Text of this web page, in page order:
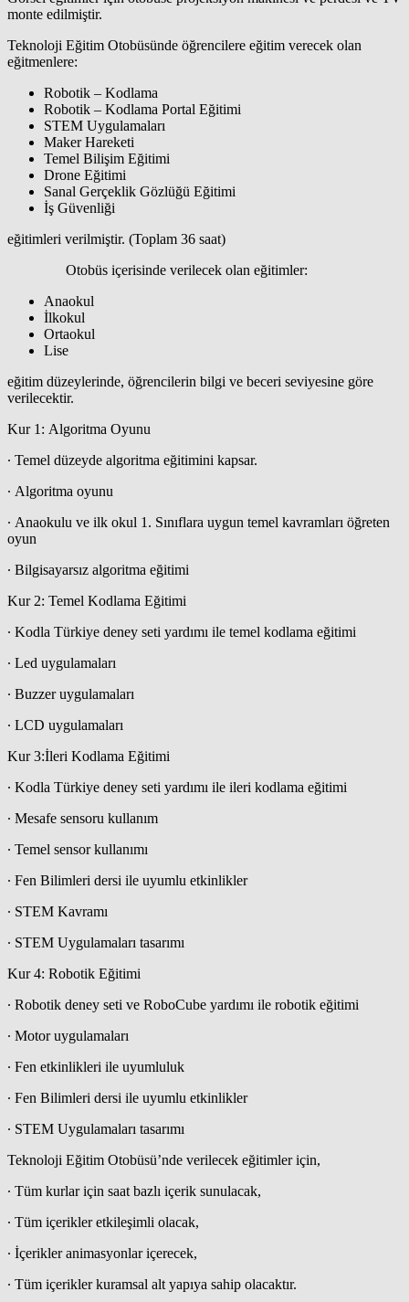
monte edilmiştir.
Teknoloji Eğitim Otobüsünde öğrencilere eğitim verecek olan
eğitmenlere:
Robotik – Kodlama
Robotik – Kodlama Portal Eğitimi
STEM Uygulamaları
Maker Hareketi
Temel Bilişim Eğitimi
Drone Eğitimi
Sanal Gerçeklik Gözlüğü Eğitimi
İş Güvenliği
eğitimleri verilmiştir. (Toplam 36 saat)
Otobüs içerisinde verilecek olan eğitimler:
Anaokul
İlkokul
Ortaokul
Lise
eğitim düzeylerinde, öğrencilerin bilgi ve beceri seviyesine göre
verilecektir.
Kur 1: Algoritma Oyunu
∙ Temel düzeyde algoritma eğitimini kapsar.
∙ Algoritma oyunu
∙ Anaokulu ve ilk okul 1. Sınıflara uygun temel kavramları öğreten
oyun
∙ Bilgisayarsız algoritma eğitimi
Kur 2: Temel Kodlama Eğitimi
∙ Kodla Türkiye deney seti yardımı ile temel kodlama eğitimi
∙ Led uygulamaları
∙ Buzzer uygulamaları
∙ LCD uygulamaları
Kur 3:İleri Kodlama Eğitimi
∙ Kodla Türkiye deney seti yardımı ile ileri kodlama eğitimi
∙ Mesafe sensoru kullanım
∙ Temel sensor kullanımı
∙ Fen Bilimleri dersi ile uyumlu etkinlikler
∙ STEM Kavramı
∙ STEM Uygulamaları tasarımı
Kur 4: Robotik Eğitimi
∙ Robotik deney seti ve RoboCube yardımı ile robotik eğitimi
∙ Motor uygulamaları
∙ Fen etkinlikleri ile uyumluluk
∙ Fen Bilimleri dersi ile uyumlu etkinlikler
∙ STEM Uygulamaları tasarımı
Teknoloji Eğitim Otobüsü’nde verilecek eğitimler için,
∙ Tüm kurlar için saat bazlı içerik sunulacak,
∙ Tüm içerikler etkileşimli olacak,
∙ İçerikler animasyonlar içerecek,
∙ Tüm içerikler kuramsal alt yapıya sahip olacaktır.